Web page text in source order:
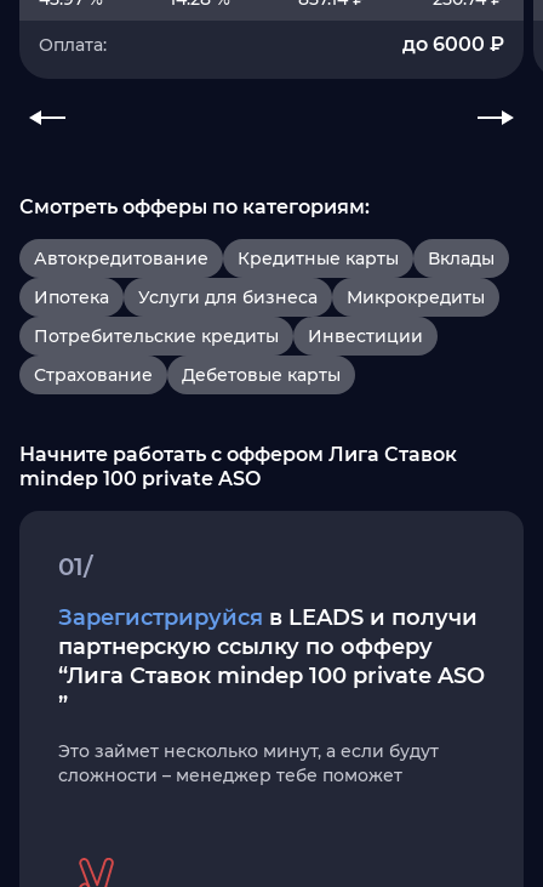
Оплата: до 6000 ₽
Смотреть офферы по категориям:
Автокредитование Кредитные карты
Вклады
Ипотека
Услуги для бизнеса
Микрокредиты
Потребительские кредиты
Инвестиции
Страхование
Дебетовые карты
Начните работать с оффером Лига Ставок
mindep 100 private ASO
01/
Зарегистрируйся в LEADS и получи
партнерскую ссылку по офферу
“Лига Ставок mindep 100 private ASO
”
Это займет несколько минут, а если будут
сложности – менеджер тебе поможет